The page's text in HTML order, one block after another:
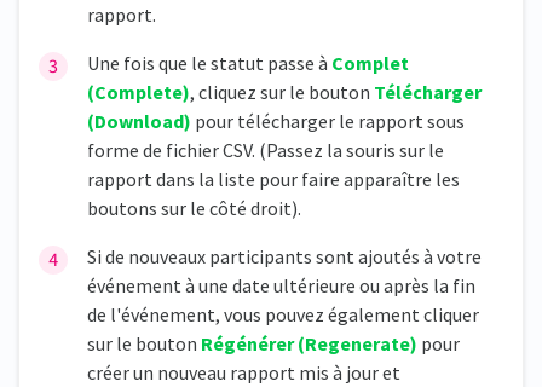
rapport.
Une fois que le statut passe à Complet
(Complete), cliquez sur le bouton Télécharger
(Download) pour télécharger le rapport sous
forme de fichier CSV. (Passez la souris sur le
rapport dans la liste pour faire apparaître les
boutons sur le côté droit).
Si de nouveaux participants sont ajoutés à votre
événement à une date ultérieure ou après la fin
de l'événement, vous pouvez également cliquer
sur le bouton Régénérer (Regenerate) pour
créer un nouveau rapport mis à jour et